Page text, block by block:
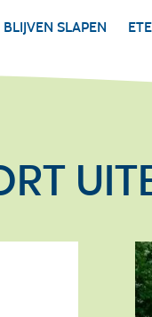
BLIJVEN SLAPEN